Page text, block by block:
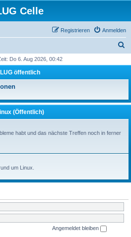
Celle
Anmelden
Registrieren
h
Do 6. Aug 2026, 00:42
LUG öffentlich
(Öffentlich)
habt und das nächste Treffen noch in ferner
um Linux.
Angemeldet bleiben